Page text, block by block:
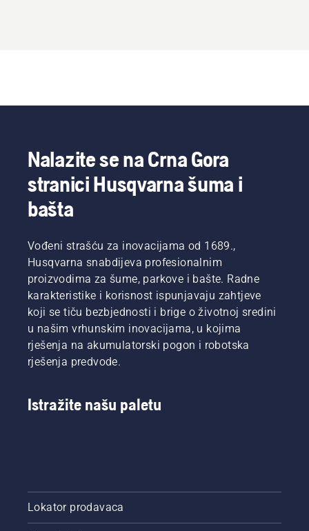
Nalazite se na Crna Gora
stranici Husqvarna šuma i
bašta
Vođeni strašću za inovacijama od 1689.,
Husqvarna snabdijeva profesionalnim
proizvodima za šume, parkove i bašte. Radne
karakteristike i korisnost ispunjavaju zahtjeve
koji se tiču bezbjednosti i brige o životnoj sredini
u našim vrhunskim inovacijama, u kojima
rješenja na akumulatorski pogon i robotska
rješenja predvode.
Istražite našu paletu
Lokator prodavaca